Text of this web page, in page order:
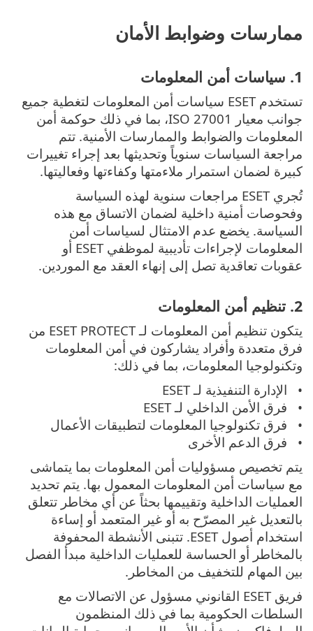
ممارسات وضوابط الأمان
1. سياسات أمن المعلومات
تستخدم ESET سياسات أمن المعلومات لتغطية جميع
جوانب معيار ISO 27001، بما في ذلك حوكمة أمن
المعلومات والضوابط والممارسات الأمنية. تتم
مراجعة السياسات سنوياً وتحديثها بعد إجراء تغييرات
كبيرة لضمان استمرار ملاءمتها وكفاءتها وفعاليتها.
تُجري ESET مراجعات سنوية لهذه السياسة
وفحوصات أمنية داخلية لضمان الاتساق مع هذه
السياسة. يخضع عدم الامتثال لسياسات أمن
المعلومات لإجراءات تأديبية لموظفي ESET أو
عقوبات تعاقدية تصل إلى إنهاء العقد مع الموردين.
2. تنظيم أمن المعلومات
يتكون تنظيم أمن المعلومات لـ ESET PROTECT من
فرق متعددة وأفراد يشاركون في أمن المعلومات
وتكنولوجيا المعلومات، بما في ذلك:
الإدارة التنفيذية لـ ESET
فرق الأمن الداخلي لـ ESET
فرق تكنولوجيا المعلومات لتطبيقات الأعمال
فرق الدعم الأخرى
يتم تخصيص مسؤوليات أمن المعلومات بما يتماشى
مع سياسات أمن المعلومات المعمول بها. يتم تحديد
العمليات الداخلية وتقييمها بحثاً عن أي مخاطر تتعلق
بالتعديل غير المصرّح به أو غير المتعمد أو إساءة
استخدام أصول ESET. تتبنى الأنشطة المحفوفة
بالمخاطر أو الحساسة للعمليات الداخلية مبدأ الفصل
بين المهام للتخفيف من المخاطر.
فريق ESET القانوني مسؤول عن الاتصالات مع
السلطات الحكومية بما في ذلك المنظمون